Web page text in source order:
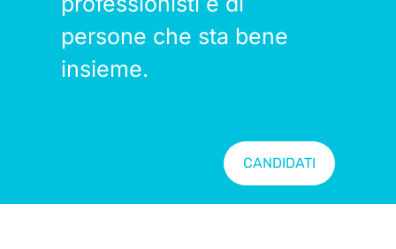
persone che sta bene
insieme.
CANDIDATI